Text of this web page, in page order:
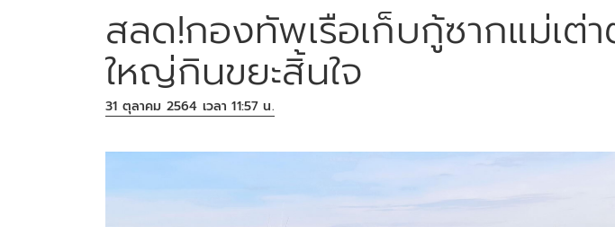
สลด!กองทัพเรือเก็บกู้ซากแม่เต่
ใหญ่กินขยะสิ้นใจ
31 ตุลาคม 2564 เวลา 11:57 น.